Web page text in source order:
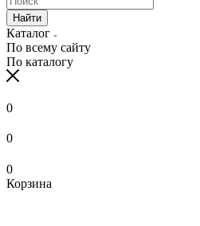
Найти
Каталог
По всему сайту
По каталогу
0
0
0
Корзина